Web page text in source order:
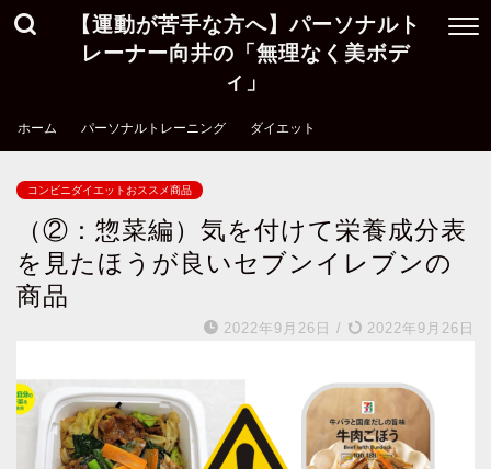
【運動が苦手な方へ】パーソナルト
レーナー向井の「無理なく美ボデ
ィ」
ホーム パーソナルトレーニング ダイエット
コンビニダイエットおススメ商品
（②：惣菜編）気を付けて栄養成分表
を見たほうが良いセブンイレブンの
商品
2022年9月26日 / 2022年9月26日